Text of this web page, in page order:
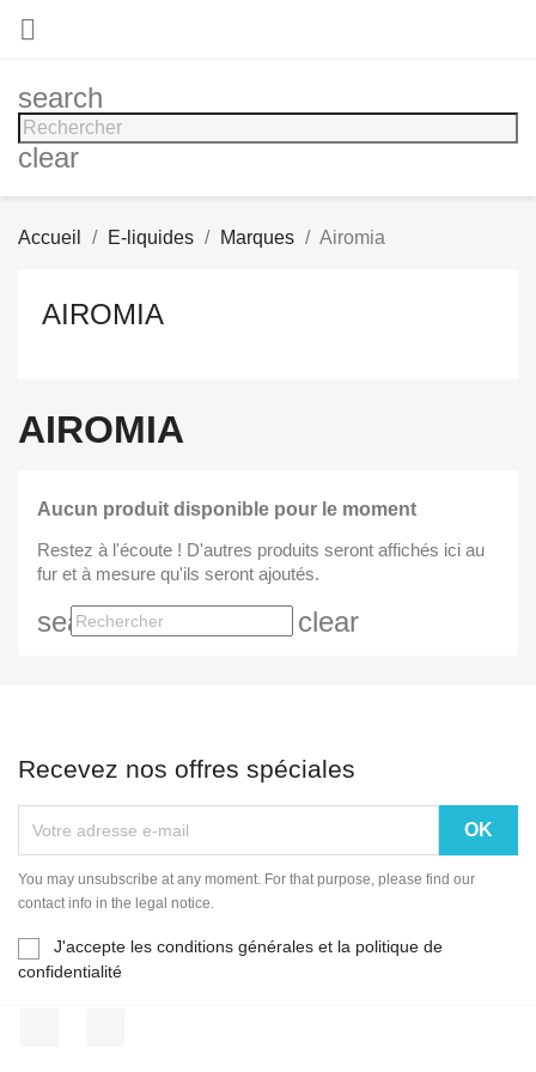

search
clear
Accueil E-liquides Marques Airomia
AIROMIA
AIROMIA
Aucun produit disponible pour le moment
Restez à l'écoute ! D'autres produits seront affichés ici au
fur et à mesure qu'ils seront ajoutés.
search clear
Recevez nos offres spéciales
You may unsubscribe at any moment. For that purpose, please find our
contact info in the legal notice.
J'accepte les conditions générales et la politique de
confidentialité